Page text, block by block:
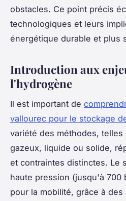
obstacles. Ce point précis
technologiques et leurs
énergétique durable et plus
Introduction aux
l'hydrogène
Il est important de
vallourec pour le stockage
variété des méthodes, telles
gazeux, liquide ou solide,
et contraintes distinctes. Le
haute pression (jusqu'à 700
pour la mobilité, grâce à